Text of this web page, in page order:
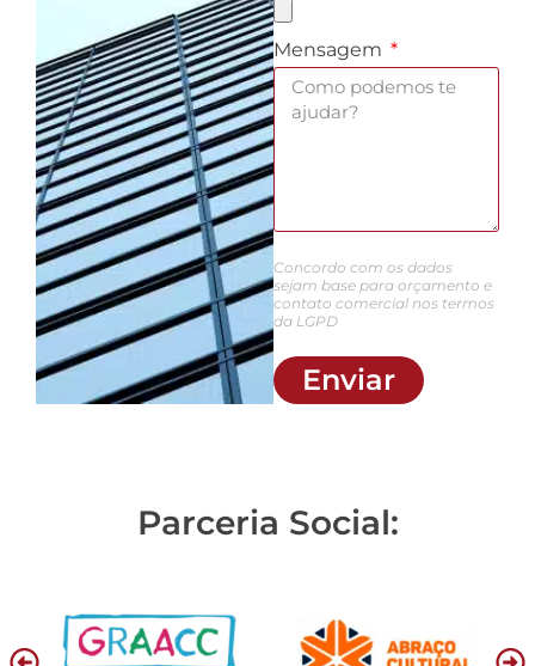
Mensagem
Concordo com os dados
sejam base para orçamento e
contato comercial nos termos
da LGPD
Enviar
Parceria Social: